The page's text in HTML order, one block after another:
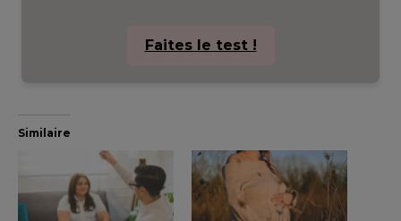
Faites le test !
Similaire